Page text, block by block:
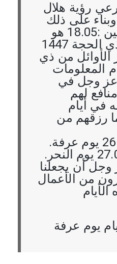
رؤية هلال
على ذلك
سيكون يوم الاثنين :18.05 هو
الأول من شهر ذي الحجة 1447
الأوائل من ذي
المعلومات
عز وجل في
لهم
في أيام
رزقهم من
وجل أن يجعلنا
من الأعمال
يوم عرفة